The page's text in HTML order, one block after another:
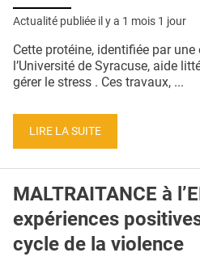
Actualité publiée il y a 1 mois 1 jour
Cette protéine, identifiée par
l’Université de Syracuse, aide
gérer le stress . Ces travaux, ...
LIRE LA SUITE
MALTRAITANCE à
expériences
cycle de la violence